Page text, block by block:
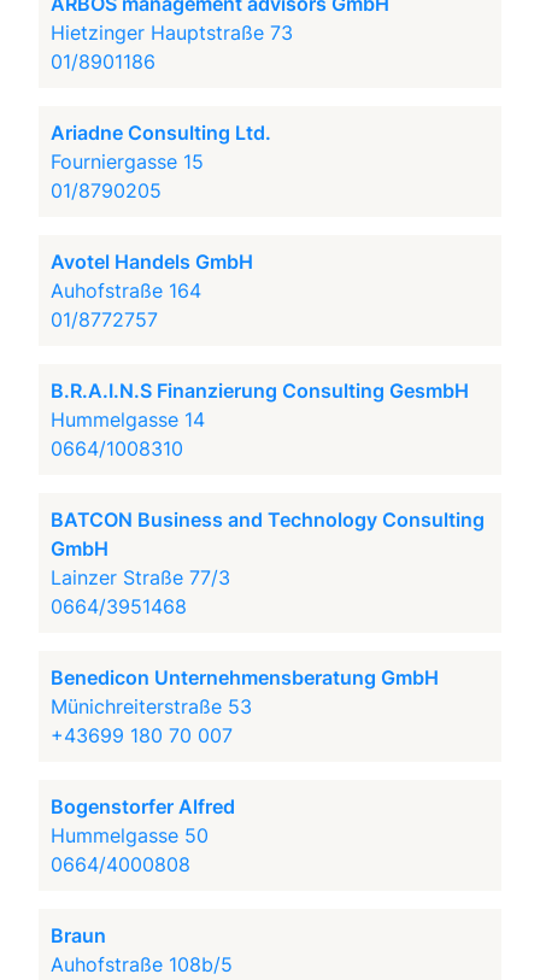
Hietzinger Hauptstraße 73
01/8901186
Ariadne Consulting Ltd.
Fourniergasse 15
01/8790205
Avotel Handels GmbH
Auhofstraße 164
01/8772757
B.R.A.I.N.S Finanzierung Consulting GesmbH
Hummelgasse 14
0664/1008310
BATCON Business and Technology Consulting
GmbH
Lainzer Straße 77/3
0664/3951468
Benedicon Unternehmensberatung GmbH
Münichreiterstraße 53
+43699 180 70 007
Bogenstorfer Alfred
Hummelgasse 50
0664/4000808
Braun
Auhofstraße 108b/5